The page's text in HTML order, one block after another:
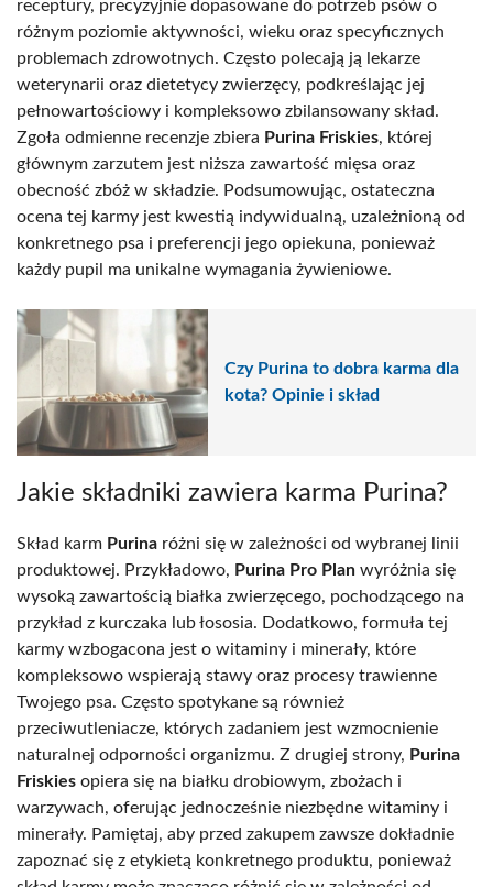
receptury, precyzyjnie dopasowane do potrzeb psów o
różnym poziomie aktywności, wieku oraz specyficznych
problemach zdrowotnych. Często polecają ją lekarze
weterynarii oraz dietetycy zwierzęcy, podkreślając jej
pełnowartościowy i kompleksowo zbilansowany skład.
Zgoła odmienne recenzje zbiera Purina Friskies, której
głównym zarzutem jest niższa zawartość mięsa oraz
obecność zbóż w składzie. Podsumowując, ostateczna
ocena tej karmy jest kwestią indywidualną, uzależnioną od
konkretnego psa i preferencji jego opiekuna, ponieważ
każdy pupil ma unikalne wymagania żywieniowe.
Czy Purina to dobra karma dla
kota? Opinie i skład
Jakie składniki zawiera karma Purina?
Skład karm Purina różni się w zależności od wybranej linii
produktowej. Przykładowo, Purina Pro Plan wyróżnia się
wysoką zawartością białka zwierzęcego, pochodzącego na
przykład z kurczaka lub łososia. Dodatkowo, formuła tej
karmy wzbogacona jest o witaminy i minerały, które
kompleksowo wspierają stawy oraz procesy trawienne
Twojego psa. Często spotykane są również
przeciwutleniacze, których zadaniem jest wzmocnienie
naturalnej odporności organizmu. Z drugiej strony, Purina
Friskies opiera się na białku drobiowym, zbożach i
warzywach, oferując jednocześnie niezbędne witaminy i
minerały. Pamiętaj, aby przed zakupem zawsze dokładnie
zapoznać się z etykietą konkretnego produktu, ponieważ